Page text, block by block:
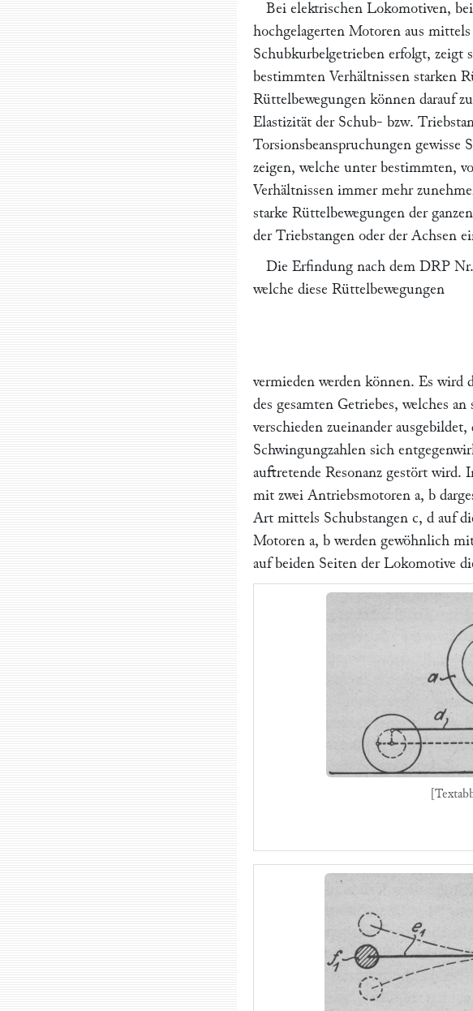
Bei elektrischen Lokomotiven,
hochgelagerten Motoren aus
Schubkurbelgetrieben erfolgt,
bestimmten Verhältnissen starken
Rüttelbewegungen können darauf
Elastizität der Schub- bzw.
Torsionsbeanspruchungen gewisse
zeigen, welche unter bestimmten,
Verhältnissen immer mehr
starke Rüttelbewegungen der
der Triebstangen oder der Achsen
Die Erfindung nach dem DRP
welche diese Rüttelbewegungen
vermieden werden können. Es wird
des gesamten Getriebes, welches
verschieden zueinander
Schwingungzahlen sich
auftretende Resonanz gestört wird.
mit zwei Antriebsmotoren a, b
Art mittels Schubstangen c, d auf
Motoren a, b werden gewöhnlich
auf beiden Seiten der Lokomotive